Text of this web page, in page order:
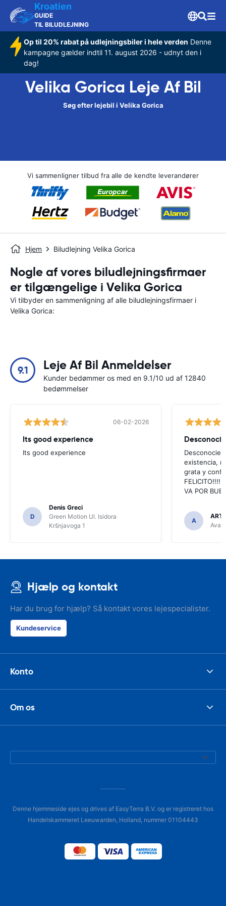
Kroatien
GUIDE
TIL BILUDLEJNING
Op til 20% rabat på udlejningsbiler i hele verden Denne
kampagne gælder indtil 11. august 2026 - udnyt den i
dag!
Velika Gorica Leje Af Bil
Søg efter lejebil i Velika Gorica
Vi sammenligner tilbud fra alle de kendte leverandører
Hjem Biludlejning Velika Gorica
Nogle af vores biludlejningsfirmaer
er tilgængelige i Velika Gorica
Vi tilbyder en sammenligning af alle biludlejningsfirmaer i
Velika Gorica:
9.1 Leje Af Bil Anmeldelser
Kunder bedømmer os med en 9.1/10 ud af 12840
bedømmelser
06-02-2026
Its good experience
Its good experience
D
Denis Greci
Green Motion Ul. Isidora
Kršnjavoga 1
existencia,
grata y
FELICITO!!!!,
VA POR
A
Hjælp og kontakt
Har du brug for hjælp? Så kontakt vores lejespecialister.
Kundeservice
Konto
Om os
Denne hjemmeside ejes og drives af EasyTerra B.V. og er registreret hos
Handelskammeret Leeuwarden, Holland, nummer 01104443